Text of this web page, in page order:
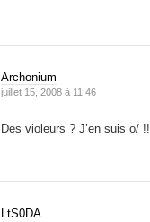
Archonium
juillet 15, 2008 à 11:46
Des violeurs ? J’en suis o/ !!
LtS0DA